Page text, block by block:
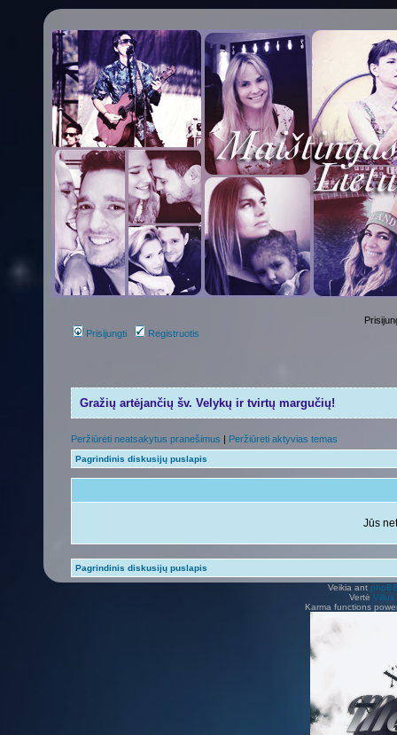
Prisijungti Registruotis
Gražių artėjančių šv. Velykų ir tvirtų margučių!
Peržiūrėti neatsakytus pranešimus | Peržiūrėti aktyvias temas
Pagrindinis diskusijų puslapis
Jūs
Pagrindinis diskusijų puslapis
Veikia ant
Vertė Vilius
Karma functions